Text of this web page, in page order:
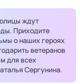
ждут
Приходите
о наших героях
ветеранов
для всех
Сергунина.